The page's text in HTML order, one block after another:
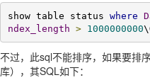
show table status where
ndex_length > 1000000000
不过，此sql不能排序，如果要排
库），其SQL如下：